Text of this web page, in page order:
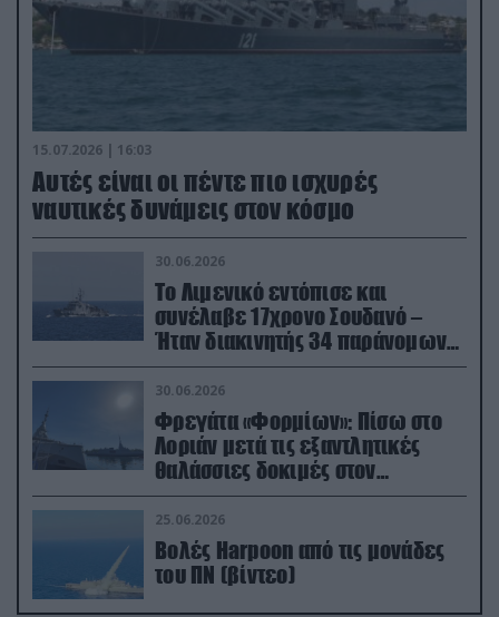
15.07.2026 | 16:03
Aυτές είναι οι πέντε πιο ισχυρές
ναυτικές δυνάμεις στον κόσμο
30.06.2026
Το Λιμενικό εντόπισε και
συνέλαβε 17χρονο Σουδανό –
Ήταν διακινητής 34 παράνομων
μεταναστών
30.06.2026
Φρεγάτα «Φορμίων»: Πίσω στο
Λοριάν μετά τις εξαντλητικές
θαλάσσιες δοκιμές στον
απαιτητικό Βισκαϊκό
25.06.2026
Βολές Harpoon από τις μονάδες
του ΠΝ (βίντεο)